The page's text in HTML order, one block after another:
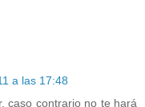
a las 17:48
caso contrario no te hará